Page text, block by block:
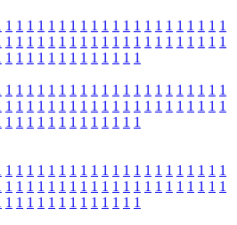
1 1 1 1 1 1 1 1 1 1 1 1 1 1 1 1 1 1 1 1 1
1 1 1 1 1 1 1 1 1 1 1 1 1 1 1 1 1 1 1 1 1
1 1 1 1 1 1 1 1 1 1 1 1 1
1 1 1 1 1 1 1 1 1 1 1 1 1 1 1 1 1 1 1 1 1
1 1 1 1 1 1 1 1 1 1 1 1 1 1 1 1 1 1 1 1 1
1 1 1 1 1 1 1 1 1 1 1 1 1
1 1 1 1 1 1 1 1 1 1 1 1 1 1 1 1 1 1 1 1 1
1 1 1 1 1 1 1 1 1 1 1 1 1 1 1 1 1 1 1 1 1
1 1 1 1 1 1 1 1 1 1 1 1 1